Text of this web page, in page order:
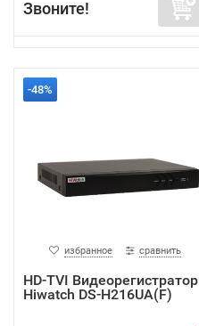
Звоните!
-48%
избранное сравнить
HD-TVI Видеорегистратор
Hiwatch DS-H216UA(F)